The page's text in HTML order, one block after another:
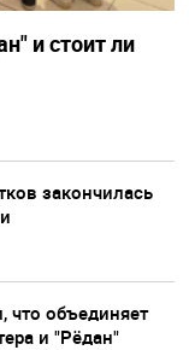
и стоит ли
закончилась
что объединяет
и "Рёдан"